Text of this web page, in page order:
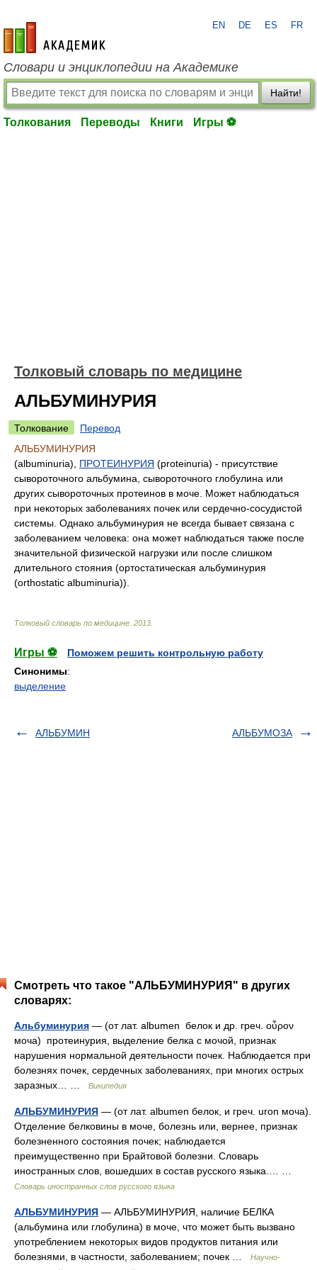
academic.ru
EN DE ES FR
Словари и энциклопедии на Академике
Найти!
Толкования Переводы Книги Игры ⚽
Толковый словарь по медицине
АЛЬБУМИНУРИЯ
Толкование
Перевод
АЛЬБУМИНУРИЯ
(albuminuria), ПРОТЕИНУРИЯ (proteinuria) - присутствие
сывороточного альбумина, сывороточного глобулина или
других сывороточных протеинов в моче. Может наблюдаться
при некоторых заболеваниях почек или сердечно-сосудистой
системы. Однако альбуминурия не всегда бывает связана с
заболеванием человека: она может наблюдаться также после
значительной физической нагрузки или после слишком
длительного стояния (ортостатическая альбуминурия
(orthostatic albuminuria)).
Толковый словарь по медицине 2013
Игры ⚽
Поможем решить контрольную работу
Синонимы:
выделение
АЛЬБУМИН АЛЬБУМОЗА
Смотреть что такое "АЛЬБУМИНУРИЯ" в других
словарях:
Альбуминурия — (от лат. albumen белок и др. греч. οὖρον
моча) протеинурия, выделение белка с мочой, признак
нарушения нормальной деятельности почек. Наблюдается при
болезнях почек, сердечных заболеваниях, при многих острых
заразных… …
Википедия
АЛЬБУМИНУРИЯ — (от лат. albumen белок, и греч. uron моча).
Отделение белковины в моче, болезнь или, вернее, признак
болезненного состояния почек; наблюдается
преимущественно при Брайтовой болезни. Словарь
иностранных слов, вошедших в состав русского языка.… …
Словарь иностранных слов русского языка
АЛЬБУМИНУРИЯ — АЛЬБУМИНУРИЯ, наличие БЕЛКА
(альбумина или глобулина) в моче, что может быть вызвано
употреблением некоторых видов продуктов питания или
болезнями, в частности, заболеванием; почек …
Научно-